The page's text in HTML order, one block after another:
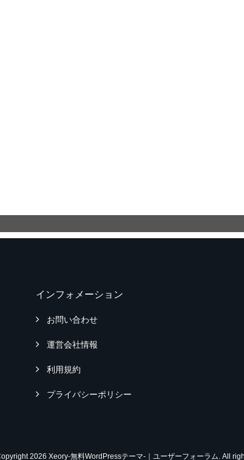
インフォメーション
お問い合わせ
運営会社情報
利用規約
プライバシーポリシー
2026 Xeory-無料WordPressテーマ-｜ユーザーフォーラム. All